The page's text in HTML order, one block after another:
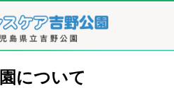
について